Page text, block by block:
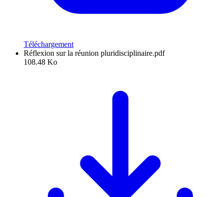
Téléchargement
Réflexion sur la réunion pluridisciplinaire.pdf
108.48 Ko